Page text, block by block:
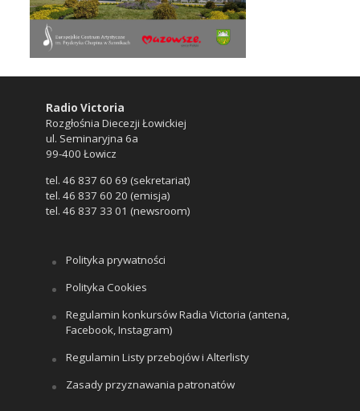
Radio Victoria
Rozgłośnia Diecezji Łowickiej
ul. Seminaryjna 6a
99-400 Łowicz
tel. 46 837 60 69 (sekretariat)
tel. 46 837 60 20 (emisja)
tel. 46 837 33 01 (newsroom)
Polityka prywatności
Polityka Cookies
Regulamin konkursów Radia Victoria (antena,
Facebook, Instagram)
Regulamin Listy przebojów i Alterlisty
Zasady przyznawania patronatów